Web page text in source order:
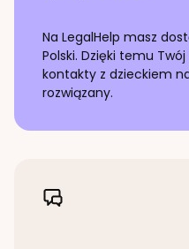
Na LegalHelp masz
Polski. Dzięki temu
kontakty z dzieckiem
rozwiązany.